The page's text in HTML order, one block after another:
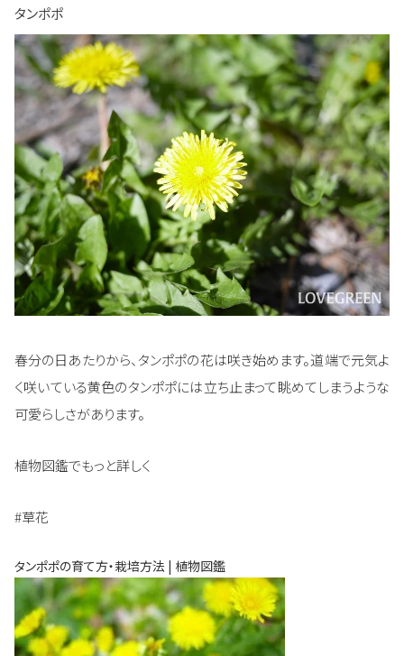
タンポポ
春分の日あたりから、タンポポの花は咲き始めます。道端で元気よ
く咲いている黄色のタンポポには立ち止まって眺めてしまうような
可愛らしさがあります。
植物図鑑でもっと詳しく
#草花
タンポポの育て方・栽培方法 | 植物図鑑